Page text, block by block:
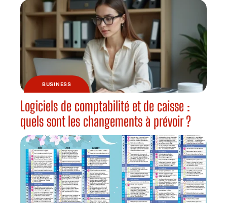
BUSINESS
Logiciels de comptabilité et de caisse :
quels sont les changements à prévoir ?